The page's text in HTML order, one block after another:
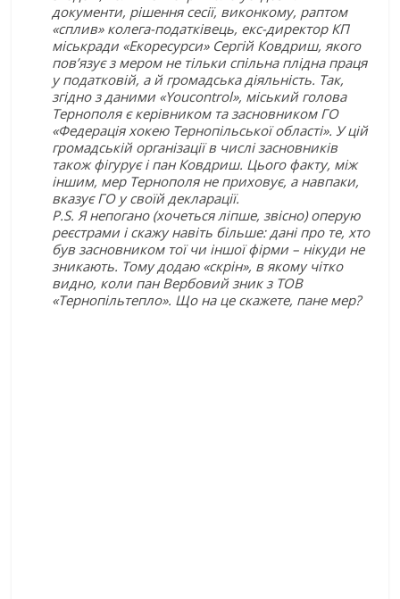
документи, рішення сесії, виконкому, раптом
«сплив» колега-податківець, екс-директор КП
міськради «Екоресурси» Сергій Ковдриш, якого
пов’язує з мером не тільки спільна плідна праця
у податковій, а й громадська діяльність. Так,
згідно з даними «Youcontrol», міський голова
Тернополя є керівником та засновником ГО
«Федерація хокею Тернопільської області». У цій
громадській організації в числі засновників
також фігурує і пан Ковдриш. Цього факту, між
іншим, мер Тернополя не приховує, а навпаки,
вказує ГО у своїй декларації.
P.S. Я непогано (хочеться ліпше, звісно) оперую
реєстрами і скажу навіть більше: дані про те, хто
був засновником тої чи іншої фірми – нікуди не
зникають. Тому додаю «скрін», в якому чітко
видно, коли пан Вербовий зник з ТОВ
«Тернопільтепло». Що на це скажете, пане мер?